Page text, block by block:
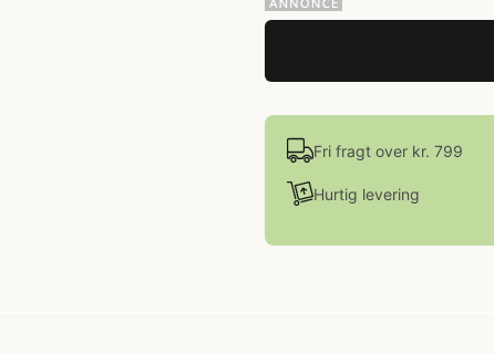
Fri fragt over kr. 799
Hurtig levering